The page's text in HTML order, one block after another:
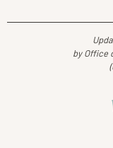
by Office